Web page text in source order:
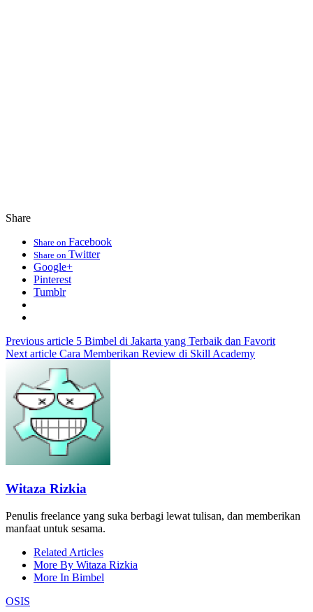
Share
Share on Facebook
Share on Twitter
Google+
Pinterest
Tumblr
Previous article 5 Bimbel di Jakarta yang Terbaik dan Favorit
Next article Cara Memberikan Review di Skill Academy
Witaza Rizkia
Penulis freelance yang suka berbagi lewat tulisan, dan memberikan
manfaat untuk sesama.
Related Articles
More By Witaza Rizkia
More In Bimbel
OSIS